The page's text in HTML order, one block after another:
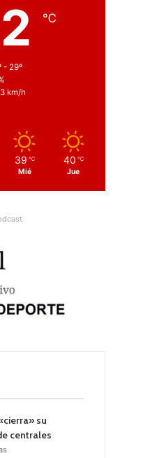
℃
- 29º
km/h
39 ℃
Mié
40 ℃
Jue
su
centrales